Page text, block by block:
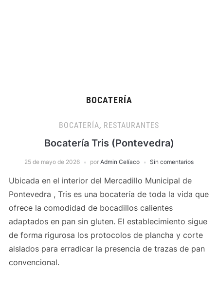
BOCATERÍA
BOCATERÍA, RESTAURANTES
Bocatería Tris (Pontevedra)
25 de mayo de 2026 por Admin Celíaco Sin comentarios
Ubicada en el interior del Mercadillo Municipal de
Pontevedra , Tris es una bocatería de toda la vida que
ofrece la comodidad de bocadillos calientes
adaptados en pan sin gluten. El establecimiento sigue
de forma rigurosa los protocolos de plancha y corte
aislados para erradicar la presencia de trazas de pan
convencional.